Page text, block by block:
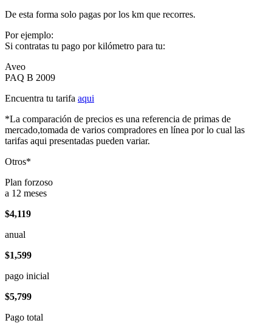
De esta forma solo pagas por los km que recorres.
Por ejemplo:
Si contratas tu pago por kilómetro para tu:
Aveo
PAQ B 2009
Encuentra tu tarifa aqui
*La comparación de precios es una referencia de primas de
mercado,tomada de varios compradores en línea por lo cual las
tarifas aqui presentadas pueden variar.
Otros*
Plan forzoso
a 12 meses
$4,119
anual
$1,599
pago inicial
$5,799
Pago total